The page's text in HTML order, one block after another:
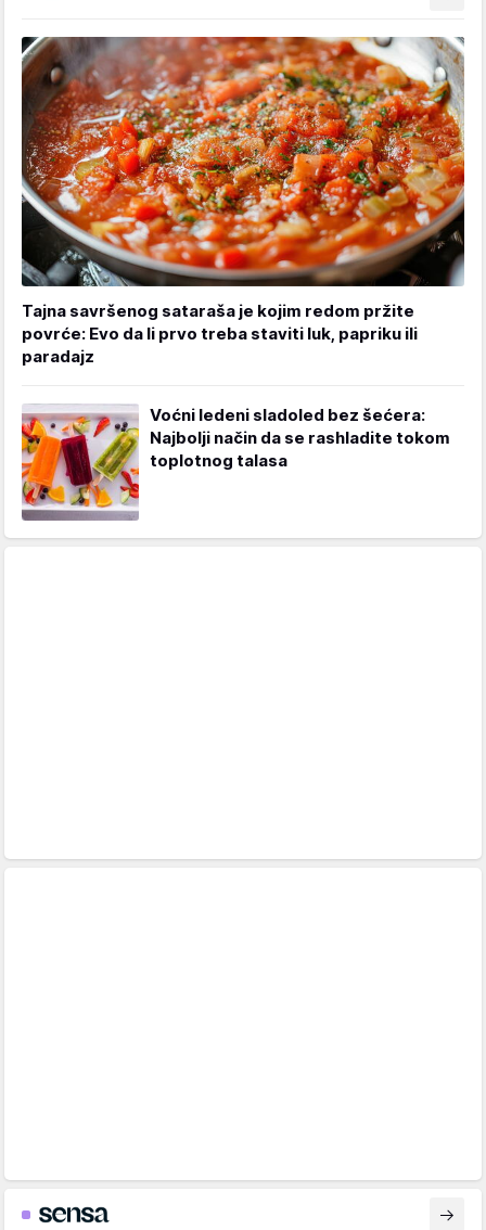
Tajna savršenog sataraša je kojim redom pržite
povrće: Evo da li prvo treba staviti luk, papriku ili
paradajz
Voćni ledeni sladoled bez šećera:
Najbolji način da se rashladite tokom
toplotnog talasa